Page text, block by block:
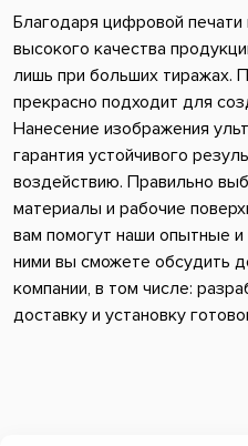
Благодаря цифровой
высокого качества
лишь при больших тиражах.
прекрасно подходит для
Нанесение изображения
гарантия устойчивого
воздействию. Правильно
материалы и рабочие
вам помогут наши опытные
ними вы сможете обсудить
компании, в том числе:
доставку и установку